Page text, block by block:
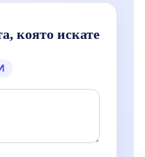
която искате